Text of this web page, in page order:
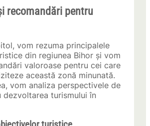
recomandări pentru
vom rezuma principalele
din regiunea Bihor și vom
valoroase pentru cei care
această zonă minunată.
vom analiza perspectivele de
turismului în